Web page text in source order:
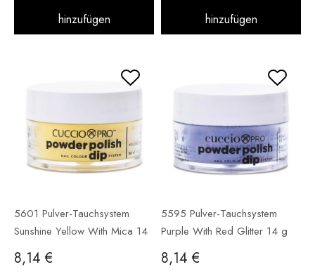
hinzufügen
hinzufügen
5601 Pulver-Tauchsystem
Sunshine Yellow With Mica 14
g
8,14 €
5595 Pulver-Tauchsystem
Purple With Red Glitter 14 g
8,14 €